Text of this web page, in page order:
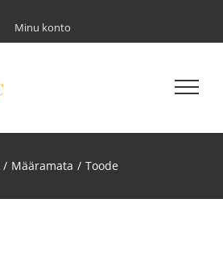
Minu konto
/ Määramata / Toode